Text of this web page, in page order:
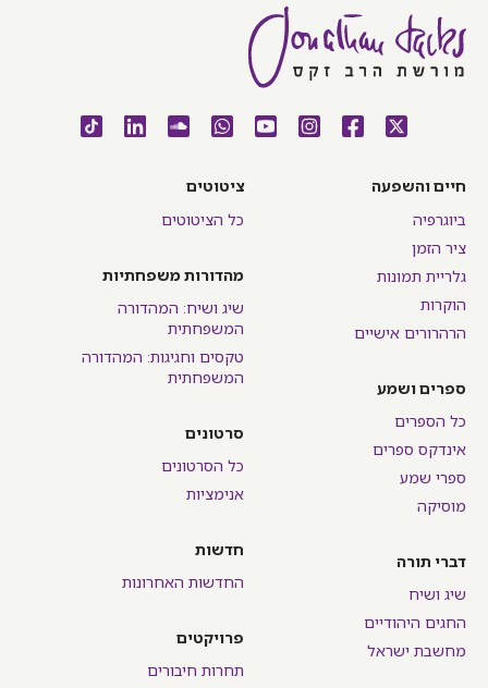
חיים והשפעה
ביוגרפיה
ציר הזמן
גלריית תמונות
הוקרות
הרהרורים אישיים
ספרים ושמע
כל הספרים
אינדקס ספרים
ספרי שמע
מוסיקה
דברי תורה
שיג ושיח
החגים היהודיים
מחשבת ישראל
ציטוטים
כל הציטוטים
מהדורות משפחתיות
שיג ושיח: המהדורה
המשפחתית
טקסים וחגיגות: המהדורה
המשפחתית
סרטונים
כל הסרטונים
אנימציות
חדשות
החדשות האחרונות
פרויקטים
תחרות חיבורים